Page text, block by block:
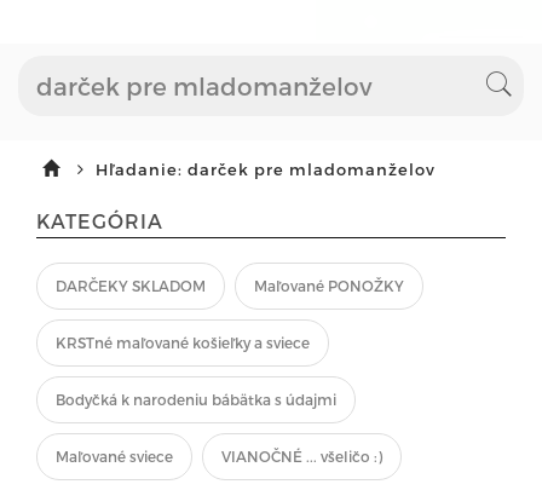
Hľadanie: darček pre mladomanželov
KATEGÓRIA
DARČEKY SKLADOM Maľované PONOŽKY
KRSTné maľované košieľky a sviece
Bodyčká k narodeniu bábätka s údajmi
Maľované sviece VIANOČNÉ ... všeličo :)